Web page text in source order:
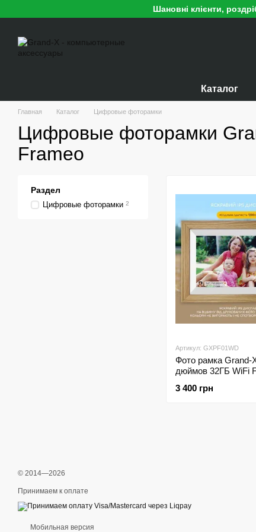
Шановні клієнти,
Каталог
Главная Каталог Цифровые фоторамки
Цифровые фоторамки
Frameo
Артикул: GXPF01WD
Фото рамка Grand-
дюймов 32ГБ WiFi
3 400 грн
Раздел
Цифровые фоторамки 2
© 2014—2026
Принимаем к оплате
Мобильная версия